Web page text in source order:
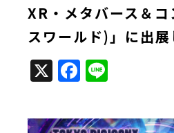
XR・メタバース＆
スワールド)」に出展
X Facebook